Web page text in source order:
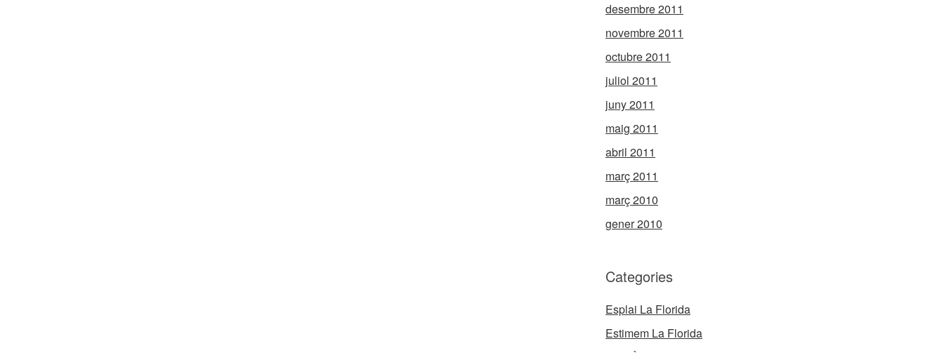
desembre 2011
novembre 2011
octubre 2011
juliol 2011
juny 2011
maig 2011
abril 2011
març 2011
març 2010
gener 2010
Categories
Esplai La Florida
Estimem La Florida